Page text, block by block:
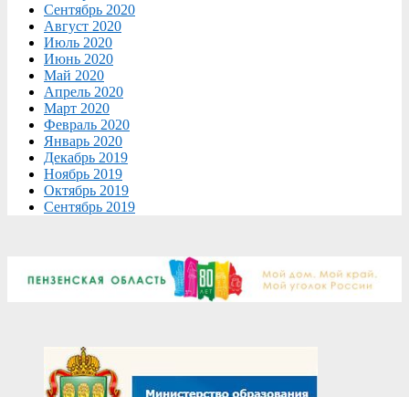
Сентябрь 2020
Август 2020
Июль 2020
Июнь 2020
Май 2020
Апрель 2020
Март 2020
Февраль 2020
Январь 2020
Декабрь 2019
Ноябрь 2019
Октябрь 2019
Сентябрь 2019